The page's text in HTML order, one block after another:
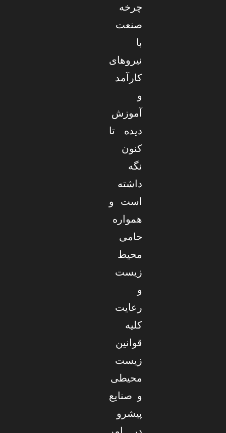
چرخه
صنعت
با
نیروهای
کارآمد
و
آموزش
دیده تا
کنون
نگه
داشته
است و
همواره
حامی
محیط
زیست
و
رعایت
کلیه
قوانین
زیست
محیطی
و صنایع
پیشرو